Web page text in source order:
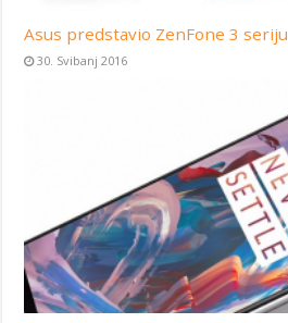
Asus predstavio ZenFone 3 seriju
30. Svibanj 2016